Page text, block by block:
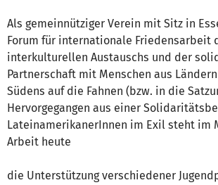
Als gemeinnütziger Verein mit Sitz in
Forum für internationale Friedensarbeit
interkulturellen Austauschs und der
Partnerschaft mit Menschen aus
Südens auf die Fahnen (bzw. in die
Hervorgegangen aus einer
LateinamerikanerInnen im Exil steht im
Arbeit heute
die Unterstützung verschiedener